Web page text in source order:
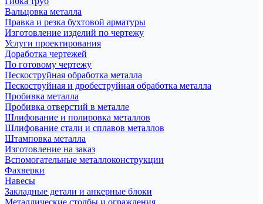
Вальцовка металла
Правка и резка бухтовой арматуры
Изготовление изделий по чертежу
Услуги проектирования
Доработка чертежей
По готовому чертежу
Пескоструйная обработка металла
Пескоструйная и дробеструйная обработка металла
Пробивка металла
Пробивка отверстий в металле
Шлифование и полировка металлов
Шлифование стали и сплавов металлов
Штамповка металла
Изготовление на заказ
Вспомогательные металлоконструкции
Фахверки
Навесы
Закладные детали и анкерные блоки
Металлические столбы и ограждения